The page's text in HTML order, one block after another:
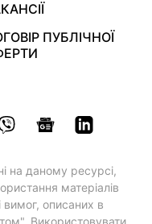
ПУБЛІЧНОЇ
на даному ресурсі,
матеріалів
описаних в